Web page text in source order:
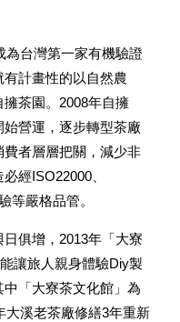
為台灣第一家有機驗證
計畫性的以自然農
茶園。2008年自擁
始營運，逐步轉型茶廠
者層層把關，減少非
經ISO22000、
等嚴格品管。
俱增，2013年「大寮
讓旅人親身體驗Diy製
「大寮茶文化館」為
大溪老茶廠修繕3年重新